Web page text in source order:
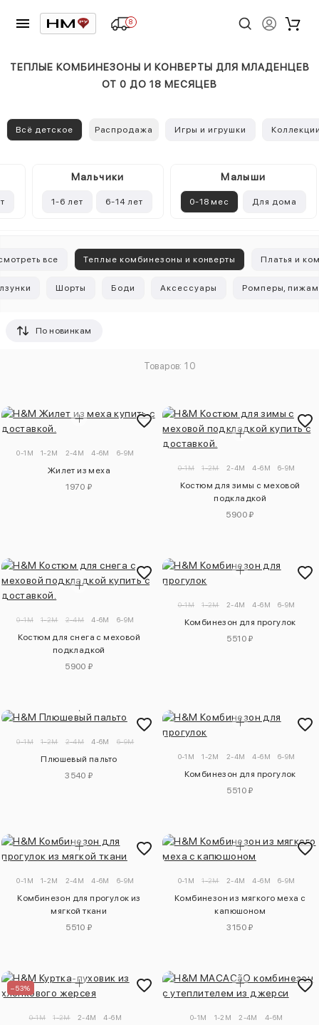
8
ТЕПЛЫЕ КОМБИНЕЗОНЫ И КОНВЕРТЫ ДЛЯ МЛАДЕНЦЕВ
ОТ 0 ДО 18 МЕСЯЦЕВ
Всё детское Распродажа Игры и игрушки
Mальчики
1-6 лет 6-14 лет
Малыши
0-18 мес Для дома
все Теплые комбинезоны и конверты Платья и
Шорты Боди Аксессуары Ромперы,
По новинкам
Товаров: 10
0-1M 1-2M 2-4M 4-6M 6-9M
Жилет из меха
1970 ₽
0-1M 1-2M 2-4M 4-6M 6-9M
Костюм для зимы с меховой
подкладкой
5900 ₽
0-1M 1-2M 2-4M 4-6M 6-9M
Костюм для снега с меховой
подкладкой
5900 ₽
0-1M 1-2M 2-4M 4-6M 6-9M
Комбинезон для прогулок
5510 ₽
0-1M 1-2M 2-4M 4-6M 6-9M
Плюшевый пальто
3540 ₽
0-1M 1-2M 2-4M 4-6M 6-9M
Комбинезон для прогулок
5510 ₽
0-1M 1-2M 2-4M 4-6M 6-9M
Комбинезон для прогулок из
мягкой ткани
5510 ₽
0-1M 1-2M 2-4M 4-6M 6-9M
Комбинезон из мягкого меха с
капюшоном
3150 ₽
–53%
0-1M 1-2M 2-4M 4-6M 0-1M 1-2M 2-4M 4-6M